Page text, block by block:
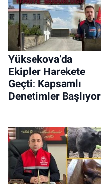
Yüksekova’da
Ekipler Harekete
Geçti: Kapsamlı
Denetimler Başlıyor